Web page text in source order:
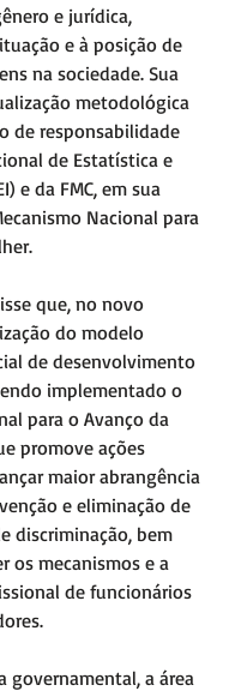
e jurídica,
e à posição de
na sociedade. Sua
metodológica
de responsabilidade
de Estatística e
e da FMC, em sua
Nacional para
que, no novo
do modelo
de desenvolvimento
implementado o
para o Avanço da
promove ações
maior abrangência
e eliminação de
discriminação, bem
os mecanismos e a
de funcionários
governamental, a área